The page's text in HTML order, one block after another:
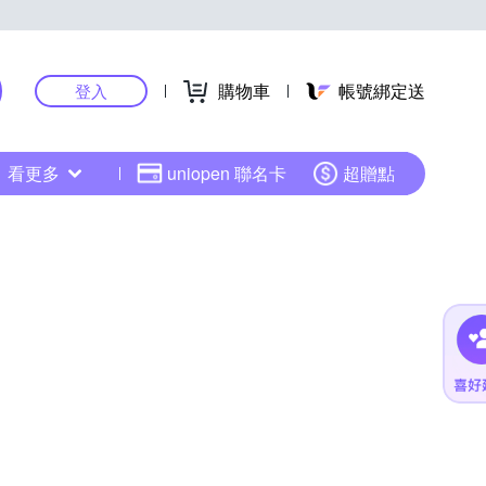
登入 購物車 帳號綁定送
看更多 uniopen 聯名卡 超贈點